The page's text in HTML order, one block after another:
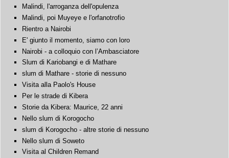
Malindi, l'arroganza dell'opulenza
Malindi, poi Muyeye e l'orfanotrofio
Rientro a Nairobi
E' giunto il momento, siamo con loro
Nairobi - a colloquio con l’Ambasciatore
Slum di Kariobangi e di Mathare
slum di Mathare - storie di nessuno
Visita alla Paolo's House
Per le strade di Kibera
Storie da Kibera: Maurice, 22 anni
Nello slum di Korogocho
slum di Korogocho - altre storie di nessuno
Nello slum di Soweto
Visita al Children Remand